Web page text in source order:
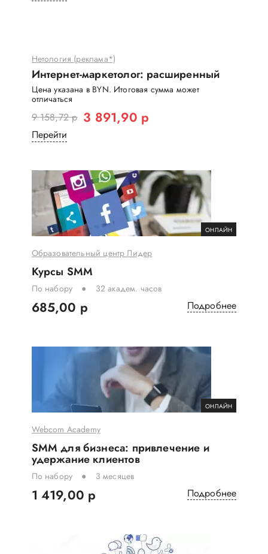
Нетология (реклама*)
Интернет-маркетолог: расширенный
Цена указана в BYN. Итоговая сумма может
отличаться
9 158,72 р 3 891,90 р
Перейти
ОНЛАЙН
Образовательный центр Лидер
Курсы SMM
По набору 32 академ. часов
685,00 р Подробнее
ОНЛАЙН
Webcom Academy
SMM для бизнеса: привлечение и
удержание клиентов
По набору 3 месяцев
1 419,00 р Подробнее